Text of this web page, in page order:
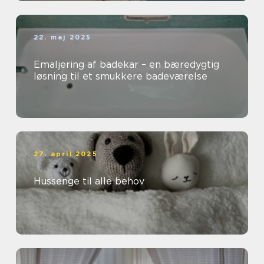
22. maj 2025
Emaljering af badekar – en bæredygtig
løsning til et smukkere badeværelse
27. april 2025
Hussenge til alle behov